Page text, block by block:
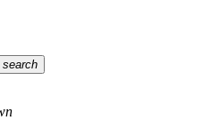
search